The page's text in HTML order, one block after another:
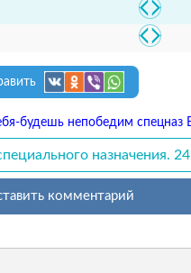
будешь непобедим
назначения.
комментарий